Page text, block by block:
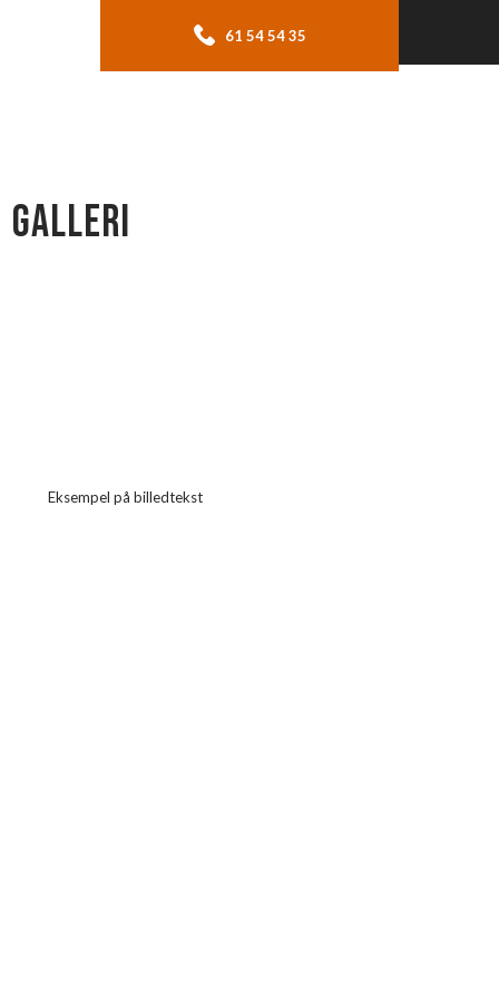
61 54 54 35
GALLERI​
Eksempel på billedtekst